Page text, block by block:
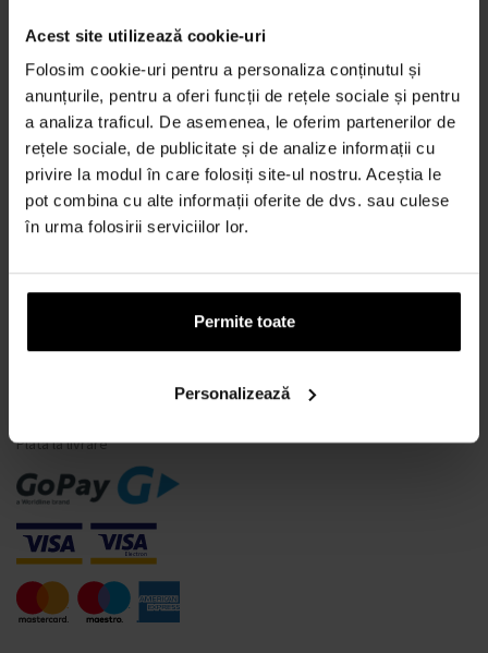
Acest site utilizează cookie-uri
Folosim cookie-uri pentru a personaliza conținutul și
anunțurile, pentru a oferi funcții de rețele sociale și pentru
a analiza traficul. De asemenea, le oferim partenerilor de
rețele sociale, de publicitate și de analize informații cu
privire la modul în care folosiți site-ul nostru. Aceștia le
pot combina cu alte informații oferite de dvs. sau culese
în urma folosirii serviciilor lor.
Permite toate
Personalizează
METODA DE TRANSPORT
Când voi primi produsele comandate?
De ce parfumuri de la noi?
Ce este un tester de parfum?
Doar parfumuri originale
Întrebări frecvente
Retragerea din contract
Schimbarea consimțământului pentru cookie-uri
MODALITĂȚI DE PLATĂ
Plata la livrare